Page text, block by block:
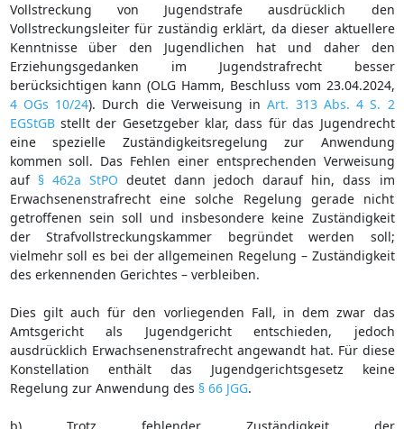
Vollstreckung von Jugendstrafe ausdrücklich den
Vollstreckungsleiter für zuständig erklärt, da dieser aktuellere
Kenntnisse über den Jugendlichen hat und daher den
Erziehungsgedanken im Jugendstrafrecht besser
berücksichtigen kann (OLG Hamm, Beschluss vom 23.04.2024,
4 OGs 10/24). Durch die Verweisung inArt. 313 Abs. 4 S. 2
EGStGBstellt der Gesetzgeber klar, dass für das Jugendrecht
eine spezielle Zuständigkeitsregelung zur Anwendung
kommen soll. Das Fehlen einer entsprechenden Verweisung
auf § 462a StPO deutet dann jedoch darauf hin, dass im
Erwachsenenstrafrecht eine solche Regelung gerade nicht
getroffenen sein soll und insbesondere keine Zuständigkeit
der Strafvollstreckungskammer begründet werden soll;
vielmehr soll es bei der allgemeinen Regelung – Zuständigkeit
des erkennenden Gerichtes – verbleiben.
Dies gilt auch für den vorliegenden Fall, in dem zwar das
Amtsgericht als Jugendgericht entschieden, jedoch
ausdrücklich Erwachsenenstrafrecht angewandt hat. Für diese
Konstellation enthält das Jugendgerichtsgesetz keine
Regelung zur Anwendung des § 66 JGG.
b) Trotz fehlender Zuständigkeit der